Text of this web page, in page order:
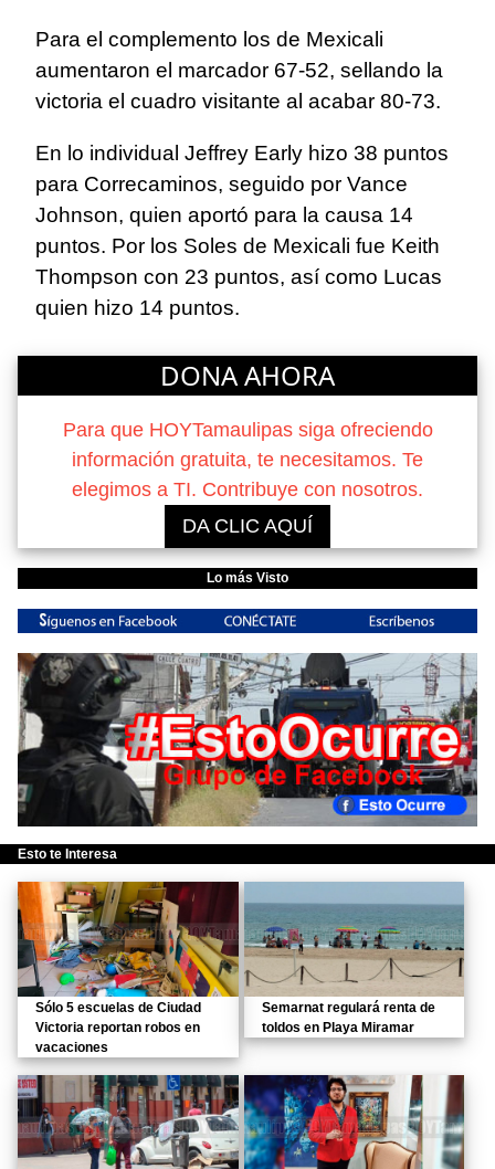
Para el complemento los de Mexicali
aumentaron el marcador 67-52, sellando la
victoria el cuadro visitante al acabar 80-73.
En lo individual Jeffrey Early hizo 38 puntos
para Correcaminos, seguido por Vance
Johnson, quien aportó para la causa 14
puntos. Por los Soles de Mexicali fue Keith
Thompson con 23 puntos, así como Lucas
quien hizo 14 puntos.
DONA AHORA
Para que HOYTamaulipas siga ofreciendo
información gratuita, te necesitamos. Te
elegimos a TI. Contribuye con nosotros.
DA CLIC AQUÍ
Lo más Visto
Esto te Interesa
Sólo 5 escuelas de Ciudad
Victoria reportan robos en
vacaciones
Semarnat regulará renta de
toldos en Playa Miramar